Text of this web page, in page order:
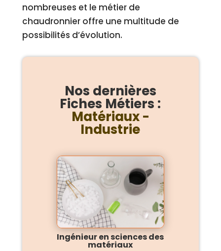
nombreuses et le métier de
chaudronnier offre une multitude de
possibilités d’évolution.
Nos dernières
Fiches Métiers :
Matériaux -
Industrie
Ingénieur en sciences des
matériaux